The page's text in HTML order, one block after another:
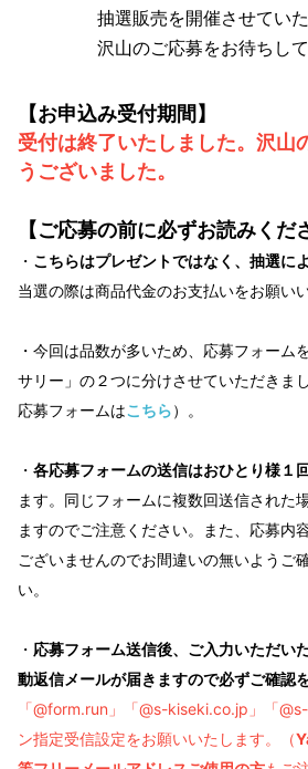
抽選販売を開催させていた
沢山のご応募をお待ちして
【お申込み受付期間】
受付は終了いたしました。沢山
うございました。
【ご応募の前に必ずお読みくだ
・ こちらはプレゼントではなく、 抽選に
当選の際は商品代金のお支払いをお願い
・ 今回は品数が多いため、応募フォーム
サリー」の２つに分けさせていただきま
応募フォームはこちら）。
・ 各応募フォームの送信はおひとり様１
ます。同じフォームに複数回送信された
ますのでご注意ください。また、応募内
ございませんのでお間違いの無いようご
い。
・ 応募フォーム送信後、ご入力いただい
動返信メールが届きますので必ずご確認
「@form.run」「@s-kiseki.co.jp」「
ン指定受信設定をお願いいたします。（